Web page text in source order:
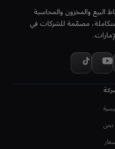
البيع والمخزون والمحاسبة
مصمّمة للشركات في